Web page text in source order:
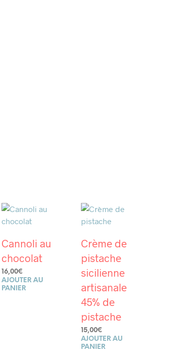
Cannoli au
chocolat
16,00€
AJOUTER AU
PANIER
Crème de
pistache
sicilienne
artisanale
45% de
pistache
15,00€
AJOUTER AU
PANIER